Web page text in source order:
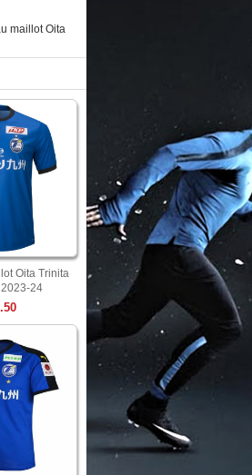
maillot Oita
Oita Trinita
24